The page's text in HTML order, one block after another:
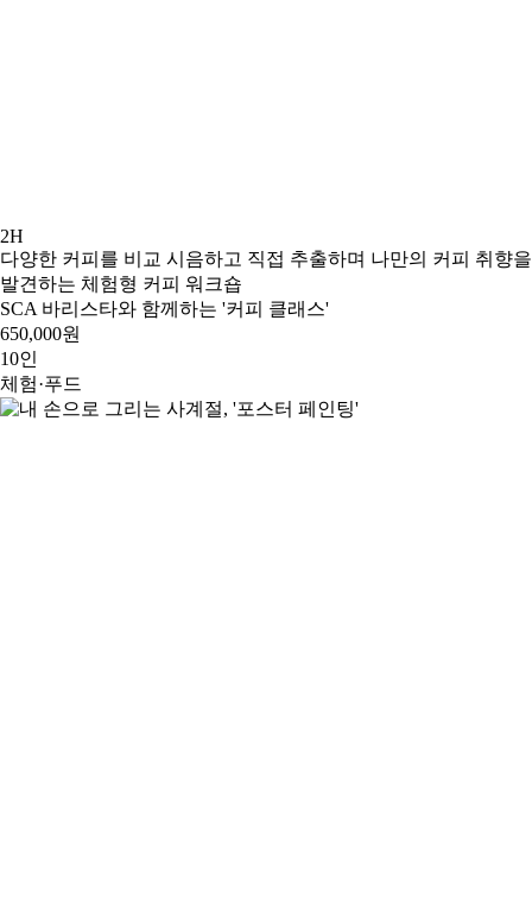
2H
다양한 커피를 비교 시음하고 직접 추출하며 나만의 커피 취향을
발견하는 체험형 커피 워크숍
SCA 바리스타와 함께하는 '커피 클래스'
650,000원
10인
체험·푸드